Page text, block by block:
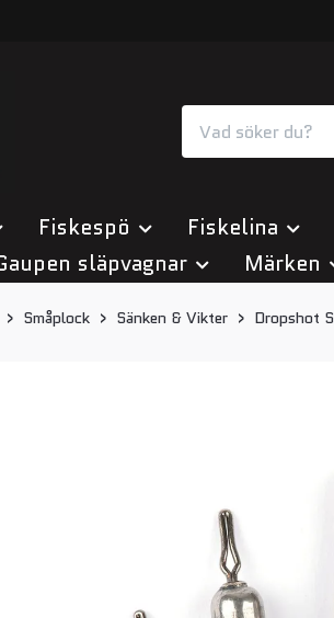
Fiskespö Fiskelina
släpvagnar Märken
Småplock Sänken & Vikter Dropshot